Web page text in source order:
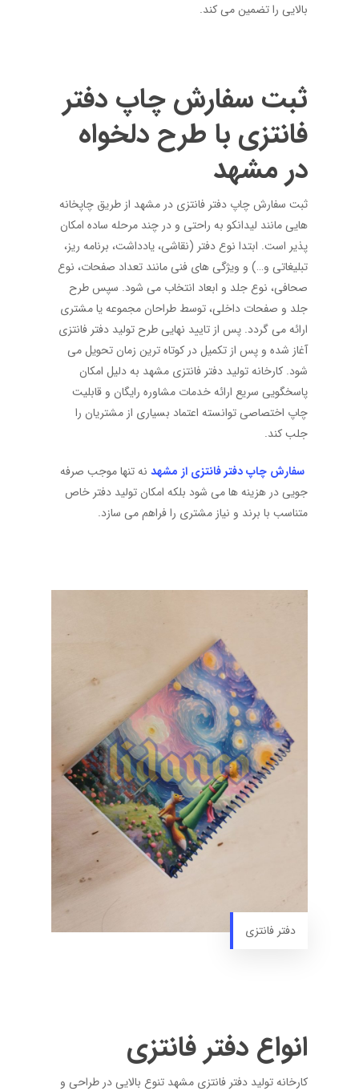
بالایی را تضمین می کند.
ثبت سفارش چاپ دفتر
فانتزی با طرح دلخواه
در مشهد
ثبت سفارش چاپ دفتر فانتزی در مشهد از طریق چاپخانه
هایی مانند لیدانکو به راحتی و در چند مرحله ساده امکان
پذیر است. ابتدا نوع دفتر (نقاشی، یادداشت، برنامه ریز،
تبلیغاتی و…) و ویژگی های فنی مانند تعداد صفحات، نوع
صحافی، نوع جلد و ابعاد انتخاب می شود. سپس طرح
جلد و صفحات داخلی، توسط طراحان مجموعه یا مشتری
ارائه می گردد. پس از تایید نهایی طرح تولید دفتر فانتزی
آغاز شده و پس از تکمیل در کوتاه ترین زمان تحویل می
شود. کارخانه تولید دفتر فانتزی مشهد به دلیل امکان
پاسخگویی سریع ارائه خدمات مشاوره رایگان و قابلیت
چاپ اختصاصی توانسته اعتماد بسیاری از مشتریان را
جلب کند.
سفارش چاپ دفتر فانتزی از مشهد نه تنها موجب صرفه
جویی در هزینه ها می شود بلکه امکان تولید دفتر خاص
متناسب با برند و نیاز مشتری را فراهم می سازد.
دفتر فانتزی
انواع دفتر فانتزی
کارخانه تولید دفتر فانتزی مشهد تنوع بالایی در طراحی و